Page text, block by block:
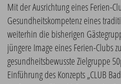
Mit der Ausrichtung eines Ferien-
Gesundheitskompetenz eines
weiterhin die bisherigen
jüngere Image eines Ferien-Clubs
gesundheitsbewusste Zielgruppe
Einführung des Konzepts „CLUB